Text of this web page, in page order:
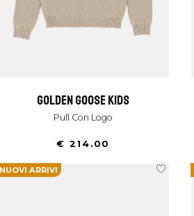
golden goose kids
Pull Con Logo
€ 214.00
NUOVI ARRIVI